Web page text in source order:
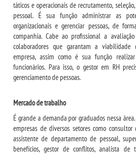
MANUAIS
REGULAMENTOS
REGIMENTOS
CPA
PPC
táticos e operacionais de recrutamento,
pessoal. É sua função administrar as
organizacionais e gerenciar pessoas, de
companhia. Cabe ao profissional a
colaboradores que garantam a
empresa, assim como é sua função
funcionários. Para isso, o gestor em RH
gerenciamento de pessoas.
Mercado de trabalho
É grande a demanda por graduados nessa
empresas de diversos setores como
assistente de departamento de pessoal,
benefícios, gestor de conflitos, analista de